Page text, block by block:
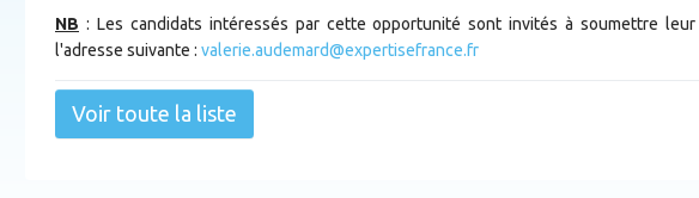
NB : Les candidats intéressés par cette opportunité sont invités à soumettre
l'adresse suivante : valerie.audemard@expertisefrance.fr
Voir toute la liste